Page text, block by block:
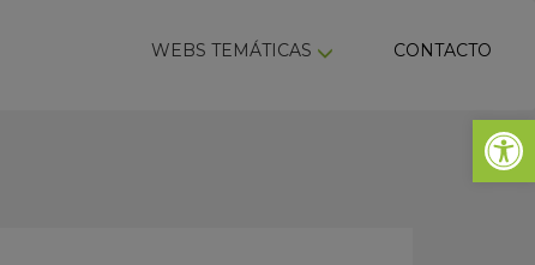
Abrir
WEBS TEMÁTICAS CONTACTO